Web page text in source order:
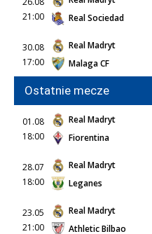
21:00
Real Sociedad
30.08
17:00
Real Madryt
Malaga CF
Ostatnie mecze
01.08
18:00
Real Madryt
Fiorentina
28.07
18:00
Real Madryt
Leganes
23.05
21:00
Real Madryt
Athletic Bilbao